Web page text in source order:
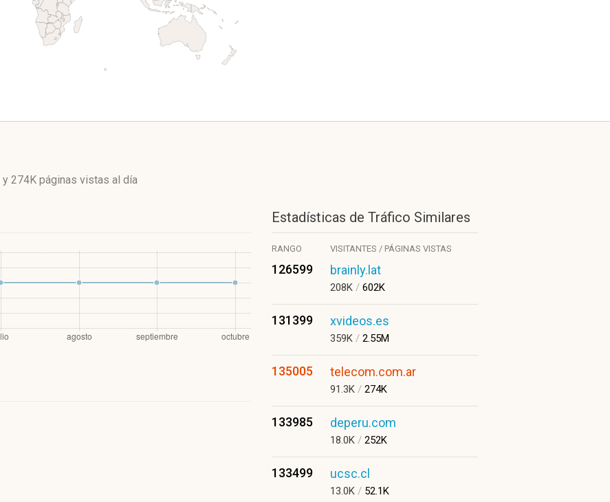
y 274K páginas vistas al día
Estadísticas de Tráfico Similares
RANGO VISITANTES / PÁGINAS VISTAS
126599 brainly.lat
208K / 602K
131399 xvideos.es
359K / 2.55M
135005 telecom.com.ar
91.3K / 274K
133985 deperu.com
18.0K / 252K
133499 ucsc.cl
13.0K / 52.1K